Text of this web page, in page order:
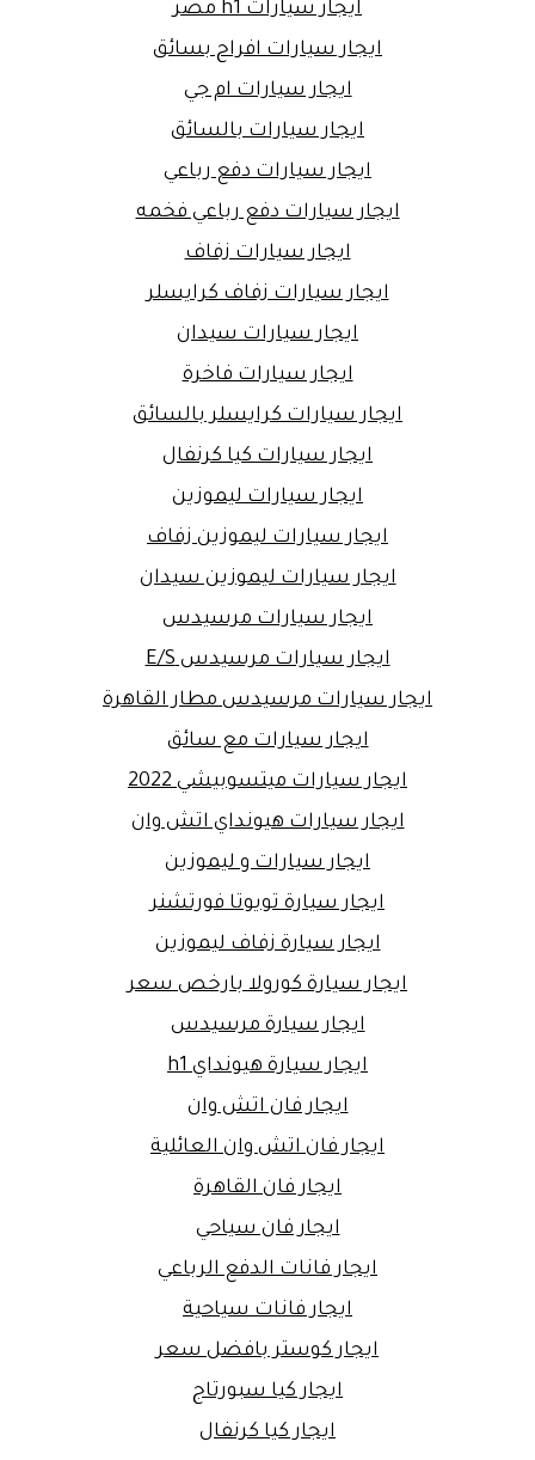
ايجار سيارات h1 مصر
ايجار سيارات افراح بسائق
ايجار سيارات ام جي
ايجار سيارات بالسائق
ايجار سيارات دفع رباعي
ايجار سيارات دفع رباعي فخمه
ايجار سيارات زفاف
ايجار سيارات زفاف كرايسلر
ايجار سيارات سيدان
ايجار سيارات فاخرة
ايجار سيارات كرايسلر بالسائق
ايجار سيارات كيا كرنفال
ايجار سيارات ليموزين
ايجار سيارات ليموزين زفاف
ايجار سيارات ليموزين سيدان
ايجار سيارات مرسيدس
ايجار سيارات مرسيدس E/S
ايجار سيارات مرسيدس مطار القاهرة
ايجار سيارات مع سائق
ايجار سيارات ميتسوبيشي 2022
ايجار سيارات هيونداي اتش وان
ايجار سيارات و ليموزين
ايجار سيارة تويوتا فورتشنر
ايجار سيارة زفاف ليموزين
ايجار سيارة كورولا بارخص سعر
ايجار سيارة مرسيدس
ايجار سيارة هيونداي h1
ايجار فان اتش وان
ايجار فان اتش وان العائلية
ايجار فان القاهرة
ايجار فان سياحي
ايجار فانات الدفع الرباعي
ايجار فانات سياحية
ايجار كوستر بافضل سعر
ايجار كيا سبورتاج
ايجار كيا كرنفال